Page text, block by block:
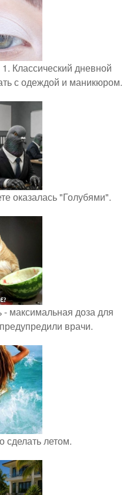
Классический дневной
с одеждой и маникюром.
оказалась "Голубями".
максимальная доза для
врачи.
сделать летом.